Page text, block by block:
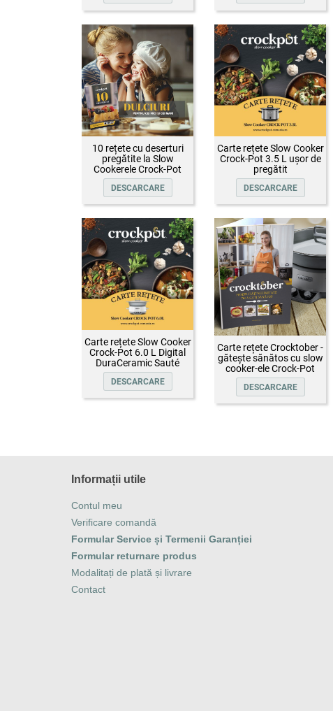
10 rețete cu deserturi
pregătite la Slow
Cookerele Crock-Pot
DESCARCARE
Carte rețete Slow Cooker
Crock-Pot 3.5 L ușor de
pregătit
DESCARCARE
Carte rețete Slow Cooker
Crock-Pot 6.0 L Digital
DuraCeramic Sauté
DESCARCARE
Carte rețete Crocktober -
gătește sănătos cu slow
cooker-ele Crock-Pot
DESCARCARE
Informații utile
Contul meu
Verificare comandă
Formular Service și Termenii Garanției
Formular returnare produs
Modalitați de plată și livrare
Contact